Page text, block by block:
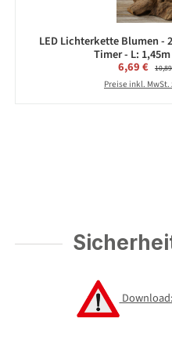
LED Lichterkette Blumen -
Timer - L:
6,69 €
Preise inkl.
Download: